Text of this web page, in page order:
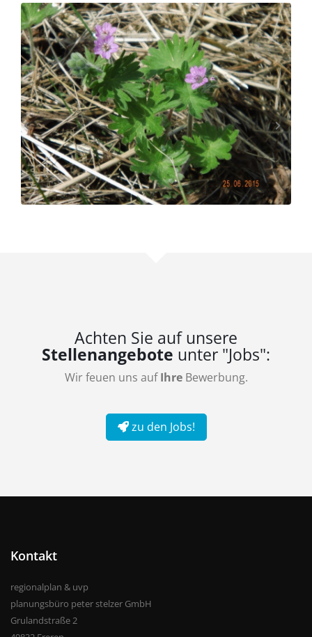
Achten Sie auf unsere
Stellenangebote unter "Jobs":
Wir feuen uns aufIhreBewerbung.
zu den Jobs!
Kontakt
regionalplan & uvp
planungsbüro peter stelzer GmbH
Grulandstraße 2